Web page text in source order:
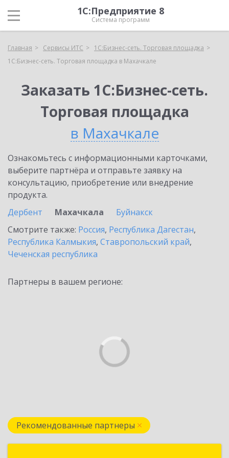
1С:Предприятие 8
Система программ
Главная Сервисы ИТС
1С:Бизнес-сеть. Торговая площадка
1С:Бизнес-сеть. Торговая площадка в Махачкале
Заказать 1С:Бизнес-сеть.
Торговая площадка
в Махачкале
Ознакомьтесь с информационными карточками,
выберите партнёра и отправьте заявку на
консультацию, приобретение или внедрение
продукта.
Дербент
Махачкала
Буйнакск
Смотрите также: Россия, Республика Дагестан,
Республика Калмыкия, Ставропольский край,
Чеченская республика
Партнеры в вашем регионе:
Рекомендованные партнеры